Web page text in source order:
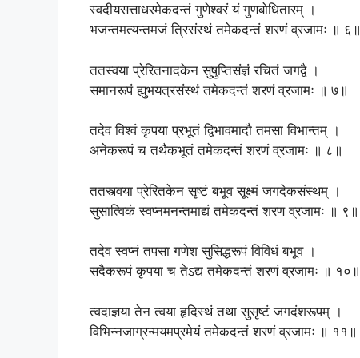
स्वदीयसत्ताधरमेकदन्तं गुणेश्वरं यं गुणबोधितारम् ।
भजन्तमत्यन्तमजं त्रिसंस्थं तमेकदन्तं शरणं व्रजामः ॥ ६॥
ततस्वया प्रेरितनादकेन सुषुप्तिसंज्ञं रचितं जगद्वै ।
समानरूपं ह्युभयत्रसंस्थं तमेकदन्तं शरणं व्रजामः ॥ ७॥
तदेव विश्वं कृपया प्रभूतं द्विभावमादौ तमसा विभान्तम् ।
अनेकरूपं च तथैकभूतं तमेकदन्तं शरणं व्रजामः ॥ ८॥
ततस्त्वया प्रेरितकेन सृष्टं बभूव सूक्ष्मं जगदेकसंस्थम् ।
सुसात्विकं स्वप्नमनन्तमाद्यं तमेकदन्तं शरण व्रजामः ॥ ९॥
तदेव स्वप्नं तपसा गणेश सुसिद्धरूपं विविधं बभूव ।
सदैकरूपं कृपया च तेऽद्य तमेकदन्तं शरणं व्रजामः ॥ १०॥
त्वदाज्ञया तेन त्वया हृदिस्थं तथा सुसृष्टं जगदंशरूपम् ।
विभिन्नजाग्रन्मयमप्रमेयं तमेकदन्तं शरणं व्रजामः ॥ ११॥